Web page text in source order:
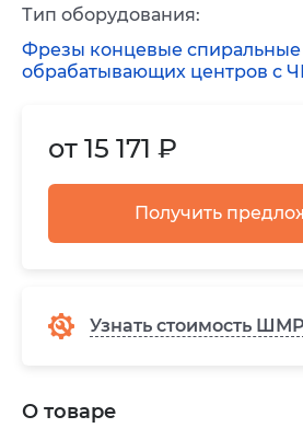
от 15 171 ₽
Получить
Узнать стоимость ШМР
Тип оборудования:
Фрезы концевые спиральные
обрабатывающих центров с
О товаре